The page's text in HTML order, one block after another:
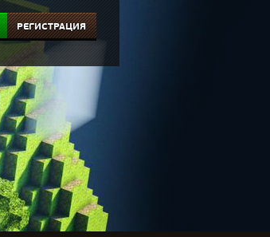
РЕГИСТРАЦИЯ